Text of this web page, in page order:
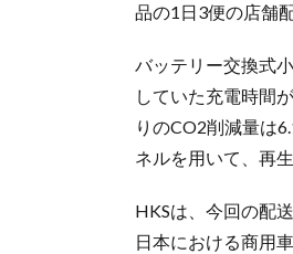
品の1日3便の店舗
バッテリー交換式
していた充電時間
りのCO2削減量は
ネルを用いて、再
HKSは、今回の配
日本における商用